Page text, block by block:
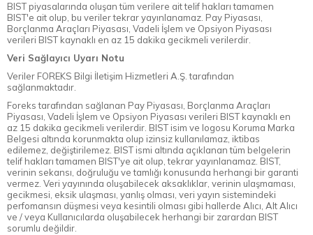
BIST piyasalarında oluşan tüm verilere ait telif hakları tamamen
BIST'e ait olup, bu veriler tekrar yayınlanamaz. Pay Piyasası,
Borçlanma Araçları Piyasası, Vadeli İşlem ve Opsiyon Piyasası
verileri BIST kaynaklı en az 15 dakika gecikmeli verilerdir.
Veri Sağlayıcı Uyarı Notu
Veriler FOREKS Bilgi İletişim Hizmetleri A.Ş. tarafından
sağlanmaktadır.
Foreks tarafından sağlanan Pay Piyasası, Borçlanma Araçları
Piyasası, Vadeli İşlem ve Opsiyon Piyasası verileri BIST kaynaklı en
az 15 dakika gecikmeli verilerdir. BIST isim ve logosu Koruma Marka
Belgesi altında korunmakta olup izinsiz kullanılamaz, iktibas
edilemez, değiştirilemez. BIST ismi altında açıklanan tüm belgelerin
telif hakları tamamen BIST'ye ait olup, tekrar yayınlanamaz. BIST,
verinin sekansı, doğruluğu ve tamlığı konusunda herhangi bir garanti
vermez. Veri yayınında oluşabilecek aksaklıklar, verinin ulaşmaması,
gecikmesi, eksik ulaşması, yanlış olması, veri yayın sistemindeki
perfomansın düşmesi veya kesintili olması gibi hallerde Alıcı, Alt Alıcı
ve / veya Kullanıcılarda oluşabilecek herhangi bir zarardan BIST
sorumlu değildir.